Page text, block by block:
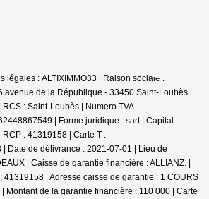
légales : ALTIXIMMO33 | Raison sociale : IMMAJE
avenue de la République - 33450 Saint-Loubès |
: Saint-Loubès | Numero TVA
| Forme juridique : sarl | Capital
RCP : 41319158 | Carte T :
Date de délivrance : 2021-07-01 | Lieu de
| Caisse de garantie financière : ALLIANZ. |
41319158 | Adresse caisse de garantie : 1 COURS
Montant de la garantie financière : 110 000 | Carte